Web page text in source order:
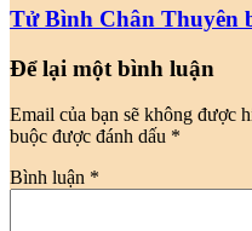
Tử Bình Chân Thuyên
Để lại một bình luận
Email của bạn sẽ không được
buộc được đánh dấu *
Bình luận *